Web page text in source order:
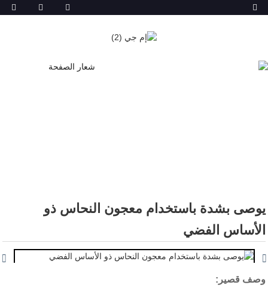
يوصى بشدة باستخدام معجون النحاس ذو
الأساس الفضي
وصف قصير: